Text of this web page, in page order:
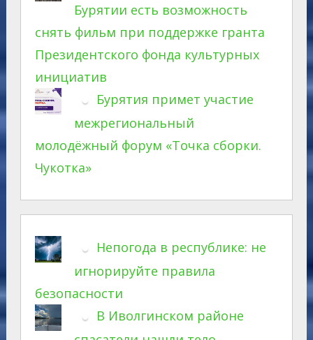
Бурятии есть возможность
снять фильм при поддержке гранта
Президентского фонда культурных
инициатив
Бурятия примет участие
межрегиональный
молодёжный форум «Точка сборки.
Чукотка»
Непогода в республике: не
игнорируйте правила
безопасности
В Иволгинском районе